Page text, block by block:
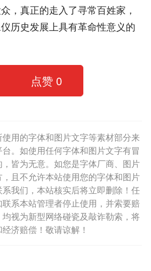
，真正的走入了寻常百姓家，
历史发展上具有革命性意义的
点赞 0
用的字体和图片文字等素材部分来
。如使用任何字体和图片文字有冒
皆为无意。如您是字体厂商、图片
且不允许本站使用您的字体和图片
我们，本站核实后将立即删除！任
系本站管理者停止使用，并索要赔
视为新型网络碰瓷及敲诈勒索，将
济赔偿！敬请谅解！